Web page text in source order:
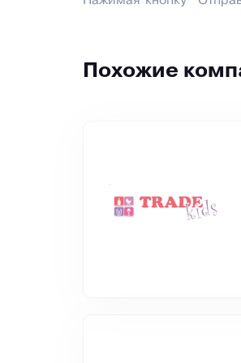
Похожие